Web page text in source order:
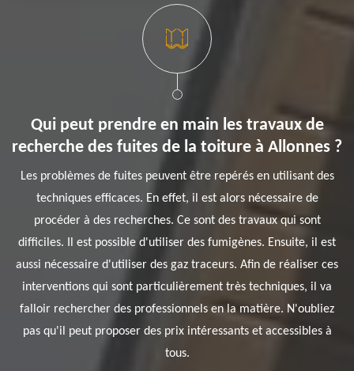
Qui peut prendre en main les travaux de
recherche des fuites de la toiture à Allonnes ?
Les problèmes de fuites peuvent être repérés en utilisant des
techniques efficaces. En effet, il est alors nécessaire de
procéder à des recherches. Ce sont des travaux qui sont
difficiles. Il est possible d'utiliser des fumigènes. Ensuite, il est
aussi nécessaire d'utiliser des gaz traceurs. Afin de réaliser ces
interventions qui sont particulièrement très techniques, il va
falloir rechercher des professionnels en la matière. N'oubliez
pas qu'il peut proposer des prix intéressants et accessibles à
tous.